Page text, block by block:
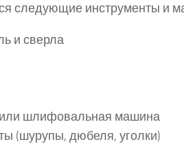
следующие инструменты и
и сверла
шлифовальная машина
(шурупы, дюбеля, уголки)